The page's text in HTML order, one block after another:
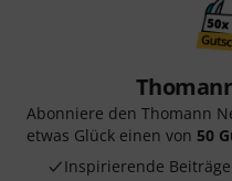
Abonniere den Thomann
etwas Glück einen von 50
Inspirierende Beiträge